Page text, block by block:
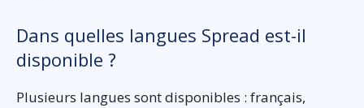
Dans quelles langues Spread est-il
disponible ?
Plusieurs langues sont disponibles : français,